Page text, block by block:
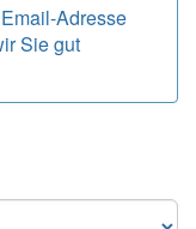
Adresse
Sie gut